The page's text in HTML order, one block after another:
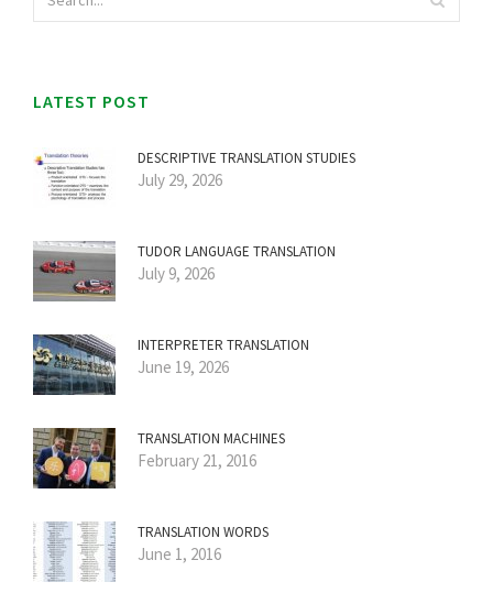
LATEST POST
DESCRIPTIVE TRANSLATION STUDIES
July 29, 2026
TUDOR LANGUAGE TRANSLATION
July 9, 2026
INTERPRETER TRANSLATION
June 19, 2026
TRANSLATION MACHINES
February 21, 2016
TRANSLATION WORDS
June 1, 2016